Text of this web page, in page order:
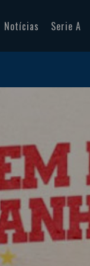
Notícias Serie A